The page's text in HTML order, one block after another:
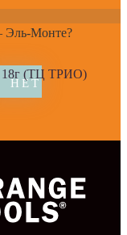
Эль-Монте?
18г (ТЦ ТРИО)